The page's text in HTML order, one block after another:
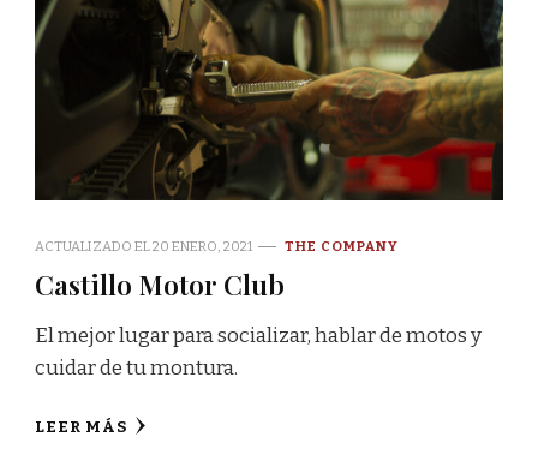
ACTUALIZADO EL20 ENERO, 2021 THE COMPANY
Castillo Motor Club
El mejor lugar para socializar, hablar de motos y
cuidar de tu montura.
LEER MÁS